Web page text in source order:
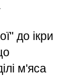
до ікри
м'яса